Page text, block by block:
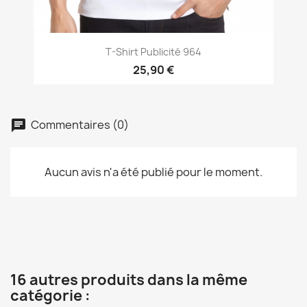
T-Shirt Publicité 964
25,90 €
Commentaires (0)
Aucun avis n'a été publié pour le moment.
16 autres produits dans la même
catégorie :